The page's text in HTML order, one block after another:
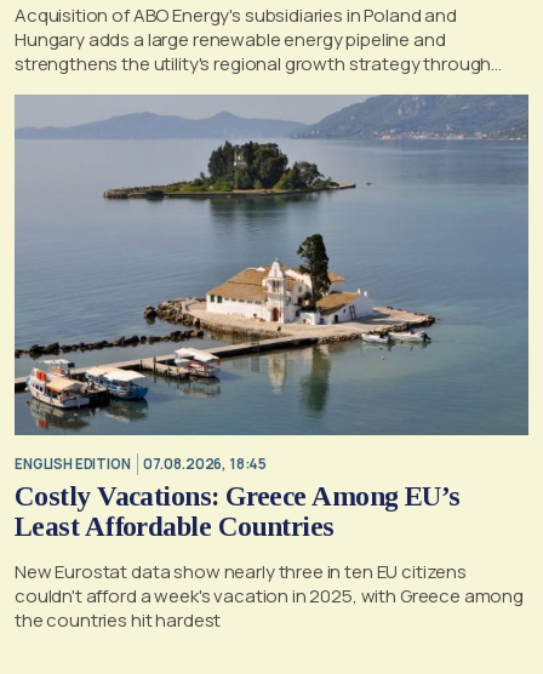
Acquisition of ABO Energy's subsidiaries in Poland and
Hungary adds a large renewable energy pipeline and
strengthens the utility's regional growth strategy through
ENGLISH EDITION 07.08.2026, 18:45
Costly Vacations: Greece Among EU’s
Least Affordable Countries
New Eurostat data show nearly three in ten EU citizens
couldn't afford a week's vacation in 2025, with Greece among
the countries hit hardest